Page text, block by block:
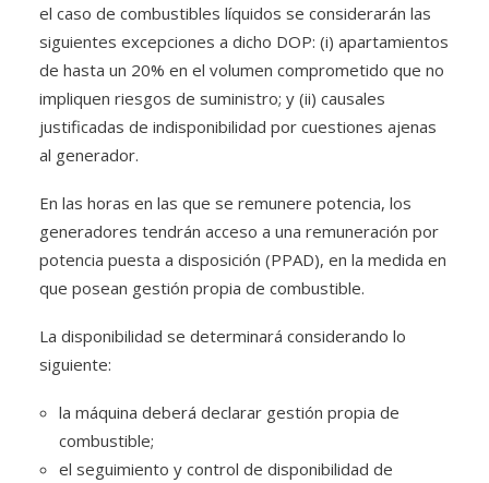
el caso de combustibles líquidos se considerarán las
siguientes excepciones a dicho DOP: (i) apartamientos
de hasta un 20% en el volumen comprometido que no
impliquen riesgos de suministro; y (ii) causales
justificadas de indisponibilidad por cuestiones ajenas
al generador.
En las horas en las que se remunere potencia, los
generadores tendrán acceso a una remuneración por
potencia puesta a disposición (PPAD), en la medida en
que posean gestión propia de combustible.
La disponibilidad se determinará considerando lo
siguiente:
la máquina deberá declarar gestión propia de
combustible;
el seguimiento y control de disponibilidad de